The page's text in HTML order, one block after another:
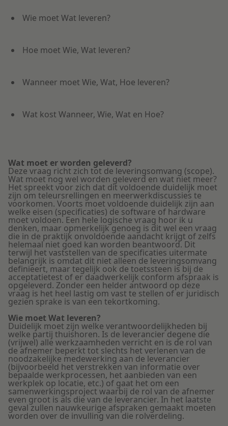
Wie moet Wat leveren?
Hoe moet Wie, Wat leveren?
Wanneer moet Wie, Wat, Hoe leveren?
Wat kost Wanneer, Wie, Wat en Hoe?
Wat moet er worden geleverd?
Deze vraag richt zich tot de leveringsomvang (scope).
Wat moet nog wel worden geleverd en wat niet meer?
Het spreekt voor zich dat dit voldoende duidelijk moet
zijn om teleursrellingen en meerwerkdiscussies te
voorkomen. Voorts moet voldoende duidelijk zijn aan
welke eisen (specificaties) de software of hardware
moet voldoen. Een hele logische vraag hoor ik u
denken, maar opmerkelijk genoeg is dit wel een vraag
die in de praktijk onvoldoende aandacht krijgt of zelfs
helemaal niet goed kan worden beantwoord. Dit
terwijl het vaststellen van de specificaties uitermate
belangrijk is omdat dit niet alleen de leveringsomvang
definieert, maar tegelijk ook de toetssteen is bij de
acceptatietest of er daadwerkelijk conform afspraak is
opgeleverd. Zonder een helder antwoord op deze
vraag is het heel lastig om vast te stellen of er juridisch
gezien sprake is van een tekortkoming.
Wie moet Wat leveren?
Duidelijk moet zijn welke verantwoordelijkheden bij
welke partij thuishoren. Is de leverancier degene die
(vrijwel) alle werkzaamheden verricht en is de rol van
de afnemer beperkt tot slechts het verlenen van de
noodzakelijke medewerking aan de leverancier
(bijvoorbeeld het verstrekken van informatie over
bepaalde werkprocessen, het aanbieden van een
werkplek op locatie, etc.) of gaat het om een
samenwerkingsproject waarbij de rol van de afnemer
even groot is als die van de leverancier. In het laatste
geval zullen nauwkeurige afspraken gemaakt moeten
worden over de invulling van die rolverdeling.